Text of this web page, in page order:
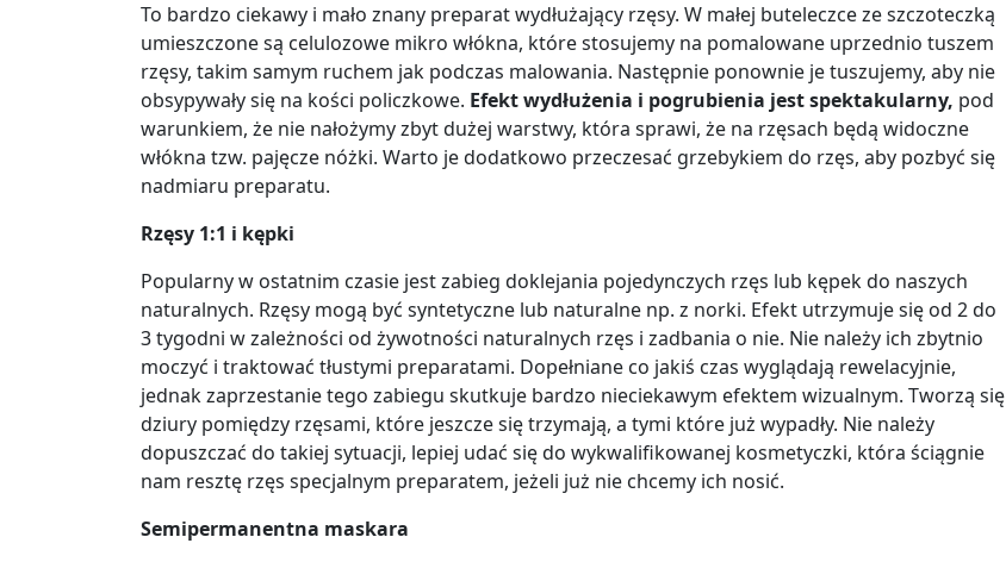
To bardzo ciekawy i mało znany preparat wydłużający rzęsy. W małej buteleczce ze szczoteczką
umieszczone są celulozowe mikro włókna, które stosujemy na pomalowane uprzednio tuszem
rzęsy, takim samym ruchem jak podczas malowania. Następnie ponownie je tuszujemy, aby nie
obsypywały się na kości policzkowe. Efekt wydłużenia i pogrubienia jest spektakularny, pod
warunkiem, że nie nałożymy zbyt dużej warstwy, która sprawi, że na rzęsach będą widoczne
włókna tzw. pajęcze nóżki. Warto je dodatkowo przeczesać grzebykiem do rzęs, aby pozbyć się
nadmiaru preparatu.
Rzęsy 1:1 i kępki
Popularny w ostatnim czasie jest zabieg doklejania pojedynczych rzęs lub kępek do naszych
naturalnych. Rzęsy mogą być syntetyczne lub naturalne np. z norki. Efekt utrzymuje się od 2 do
3 tygodni w zależności od żywotności naturalnych rzęs i zadbania o nie. Nie należy ich zbytnio
moczyć i traktować tłustymi preparatami. Dopełniane co jakiś czas wyglądają rewelacyjnie,
jednak zaprzestanie tego zabiegu skutkuje bardzo nieciekawym efektem wizualnym. Tworzą się
dziury pomiędzy rzęsami, które jeszcze się trzymają, a tymi które już wypadły. Nie należy
dopuszczać do takiej sytuacji, lepiej udać się do wykwalifikowanej kosmetyczki, która ściągnie
nam resztę rzęs specjalnym preparatem, jeżeli już nie chcemy ich nosić.
Semipermanentna maskara